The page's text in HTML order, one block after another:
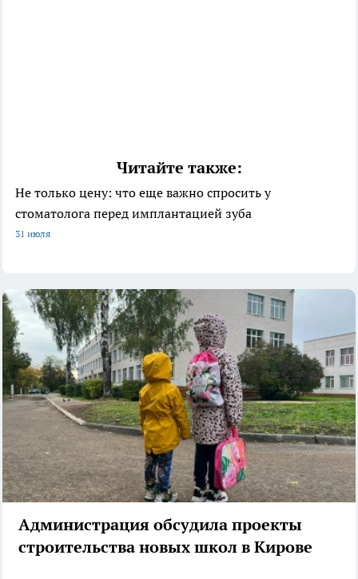
Читайте также:
Не только цену: что еще важно спросить у
стоматолога перед имплантацией зуба
31 июля
Администрация обсудила проекты
строительства новых школ в Кирове